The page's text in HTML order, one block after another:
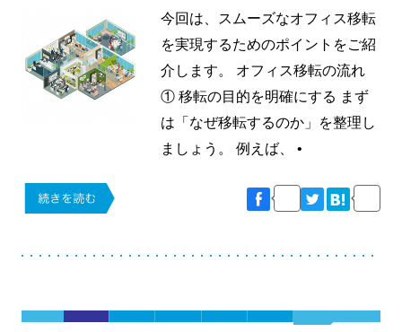
今回は、スムーズなオフィス移転
を実現するためのポイントをご紹
介します。 オフィス移転の流れ
① 移転の目的を明確にする まず
は「なぜ移転するのか」を整理し
ましょう。 例えば、 •